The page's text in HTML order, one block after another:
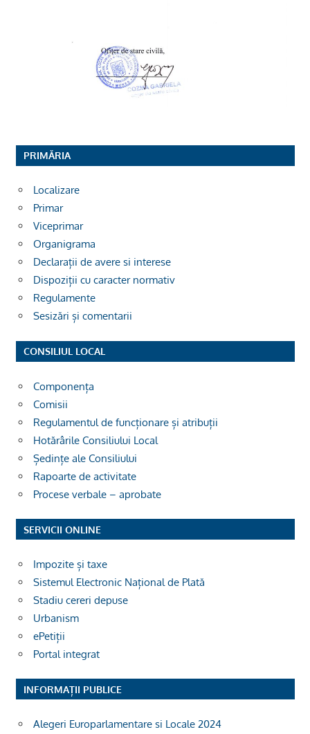
PRIMĂRIA
Localizare
Primar
Viceprimar
Organigrama
Declarații de avere si interese
Dispoziții cu caracter normativ
Regulamente
Sesizări și comentarii
CONSILIUL LOCAL
Componența
Comisii
Regulamentul de funcționare și atribuții
Hotărârile Consiliului Local
Ședințe ale Consiliului
Rapoarte de activitate
Procese verbale – aprobate
SERVICII ONLINE
Impozite și taxe
Sistemul Electronic Național de Plată
Stadiu cereri depuse
Urbanism
ePetiții
Portal integrat
INFORMAȚII PUBLICE
Alegeri Europarlamentare si Locale 2024